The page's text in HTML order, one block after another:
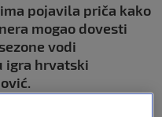
pojavila priča kako
mogao dovesti
vodi
igra hrvatski